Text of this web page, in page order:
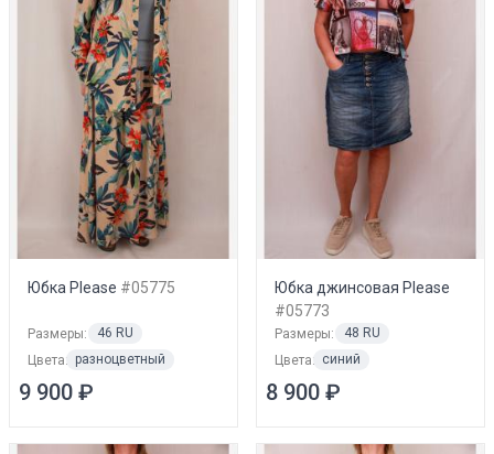
Юбка Please #05775
Размеры:
46 RU
Цвета: разноцветный
9 900 ₽
Юбка джинсовая Please
#05773
Размеры:
48 RU
Цвета: синий
8 900 ₽